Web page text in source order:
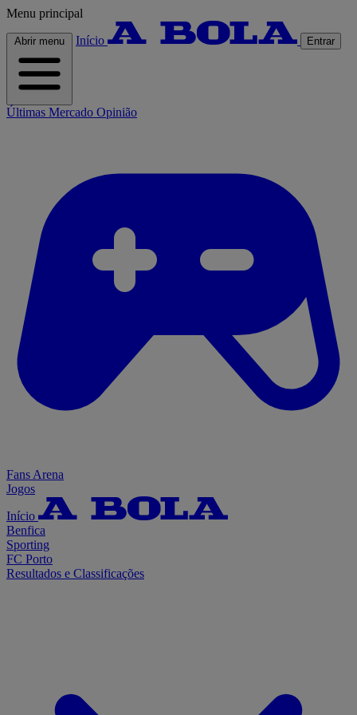
Menu principal
Abrir menu Início Entrar
Últimas Mercado Opinião
Fans Arena
Jogos
Início
Benfica
Sporting
FC Porto
Resultados e Classificações